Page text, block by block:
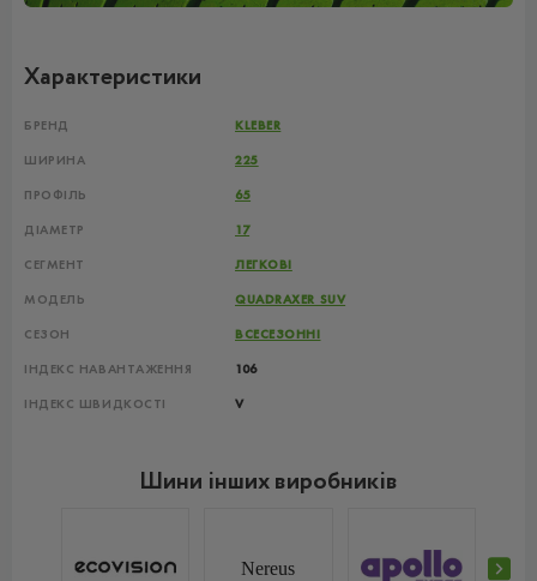
Характеристики
БРЕНД KLEBER
ШИРИНА 225
ПРОФІЛЬ 65
ДІАМЕТР 17
СЕГМЕНТ ЛЕГКОВІ
МОДЕЛЬ QUADRAXER SUV
СЕЗОН ВСЕСЕЗОННІ
ІНДЕКС НАВАНТАЖЕННЯ 106
ІНДЕКС ШВИДКОСТІ V
Шини інших виробників
Nereus